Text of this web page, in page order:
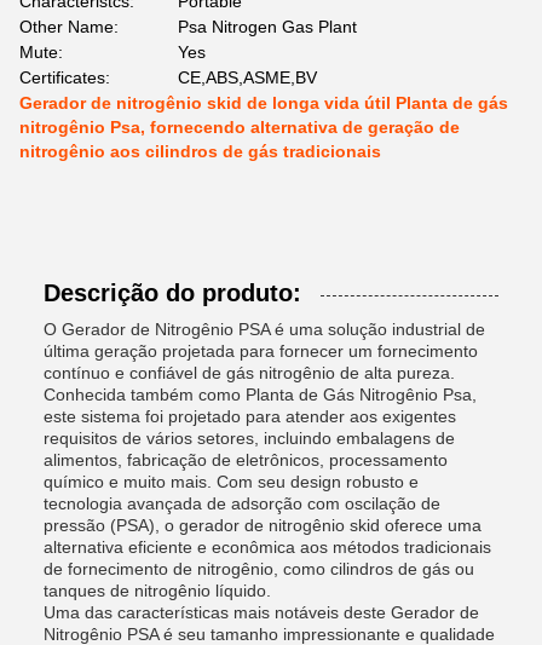
Other Name:
Psa Nitrogen Gas Plant
Mute:
Yes
Certificates:
CE,ABS,ASME,BV
Gerador de nitrogênio skid de longa vida útil Planta de gás
nitrogênio Psa, fornecendo alternativa de geração de
nitrogênio aos cilindros de gás tradicionais
Descrição do produto:
O Gerador de Nitrogênio PSA é uma solução industrial de
última geração projetada para fornecer um fornecimento
contínuo e confiável de gás nitrogênio de alta pureza.
Conhecida também como Planta de Gás Nitrogênio Psa,
este sistema foi projetado para atender aos exigentes
requisitos de vários setores, incluindo embalagens de
alimentos, fabricação de eletrônicos, processamento
químico e muito mais. Com seu design robusto e
tecnologia avançada de adsorção com oscilação de
pressão (PSA), o gerador de nitrogênio skid oferece uma
alternativa eficiente e econômica aos métodos tradicionais
de fornecimento de nitrogênio, como cilindros de gás ou
tanques de nitrogênio líquido.
Uma das características mais notáveis ​​deste Gerador de
Nitrogênio PSA é seu tamanho impressionante e qualidade